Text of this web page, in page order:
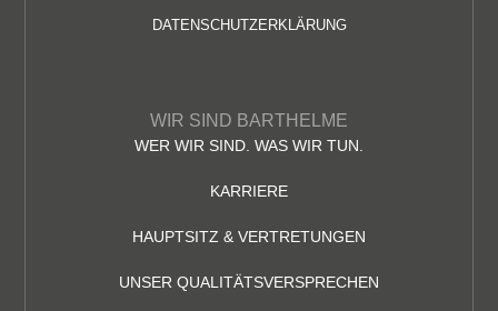
DATENSCHUTZERKLÄRUNG
WIR SIND BARTHELME
WER WIR SIND. WAS WIR TUN.
KARRIERE
HAUPTSITZ & VERTRETUNGEN
UNSER QUALITÄTSVERSPRECHEN